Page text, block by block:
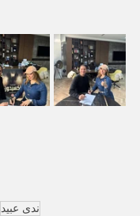
ندى عبيد